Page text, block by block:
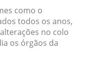
como o
todos os anos,
no colo
os órgãos da